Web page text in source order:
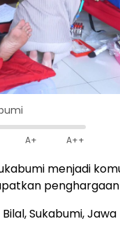
A+ A++
menjadi
penghargaan
Sukabumi,